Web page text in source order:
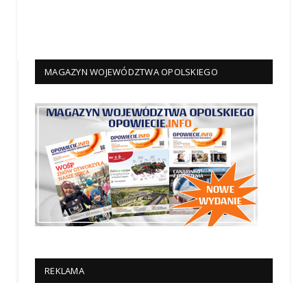
MAGAZYN WOJEWÓDZTWA OPOLSKIEGO
REKLAMA